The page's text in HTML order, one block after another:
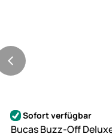
Noch keine
Sofort verfügbar
Bucas Buzz-Off